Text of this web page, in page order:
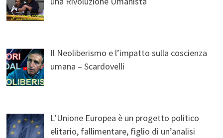
Il Neoliberismo e l’impatto sulla coscienza
umana – Scardovelli
L’Unione Europea è un progetto politico
elitario, fallimentare, figlio di un’analisi